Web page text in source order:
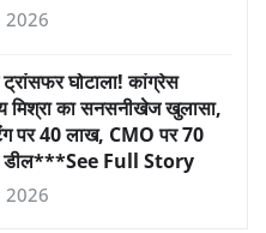
2026
घोटाला! कांग्रेस
मिश्रा का सनसनीखेज खुलासा,
पर 40 लाख, CMO पर 70
डील***See Full Story
2026